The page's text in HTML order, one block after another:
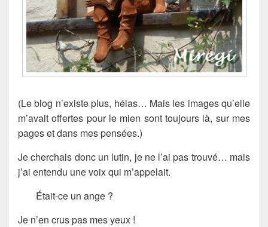
(Le blog n’existe plus, hélas… Mais les images qu’elle
m’avait offertes pour le mien sont toujours là, sur mes
pages et dans mes pensées.)
Je cherchais donc un lutin, je ne l’ai pas trouvé… mais
j’ai entendu une voix qui m’appelait.
Était-ce un ange ?
Je n’en crus pas mes yeux !